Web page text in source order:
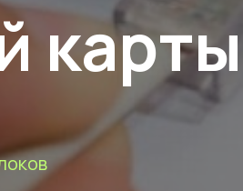
карты